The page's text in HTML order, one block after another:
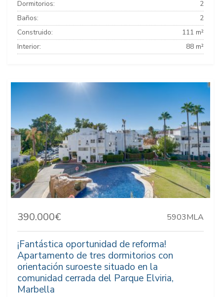
Dormitorios:
2
Baños:
2
Construido:
111 m²
Interior:
88 m²
390.000€ 5903MLA
¡Fantástica oportunidad de reforma!
Apartamento de tres dormitorios con
orientación suroeste situado en la
comunidad cerrada del Parque Elviria,
Marbella